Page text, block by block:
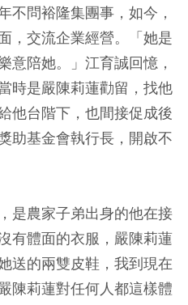
不問裕隆集團事，如今，
，交流企業經營。「她是
意陪她。」江育誠回憶，
時是嚴陳莉蓮勸留，找他
他台階下，也間接促成後
助基金會執行長，開啟不
是農家子弟出身的他在接
有體面的衣服，嚴陳莉蓮
送的兩雙皮鞋，我到現在
陳莉蓮對任何人都這樣體